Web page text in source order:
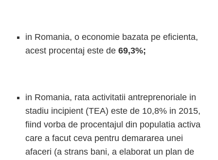
in Romania, o economie bazata pe eficienta,
acest procentaj este de 69,3%;
in Romania, rata activitatii antreprenoriale in
stadiu incipient (TEA) este de 10,8% in 2015,
fiind vorba de procentajul din populatia activa
care a facut ceva pentru demararea unei
afaceri (a strans bani, a elaborat un plan de